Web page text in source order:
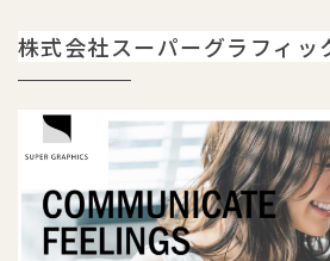
株式会社スーパーグラフィッ